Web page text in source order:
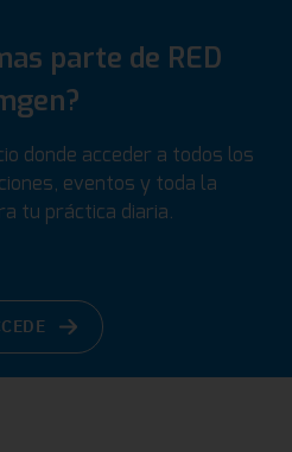
parte de RED
donde acceder a todos los
eventos y toda la
tu práctica diaria.